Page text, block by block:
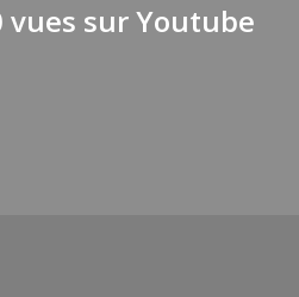
vues sur Youtube